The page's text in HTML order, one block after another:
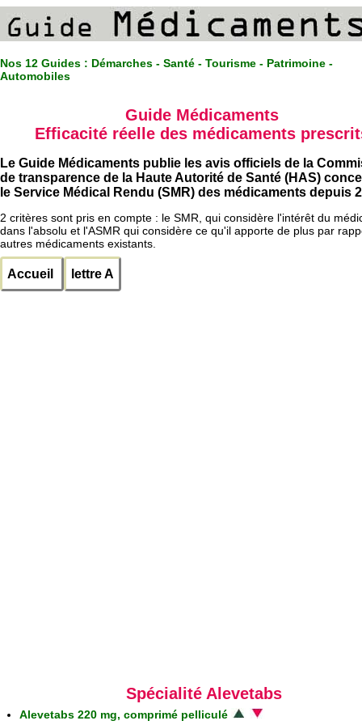
Nos 12 Guides : Démarches - Santé - Tourisme - Patrimoine -
Automobiles
Guide Médicaments
Efficacité réelle des médicaments
Le Guide Médicaments publie les avis officiels de la
de transparence de la Haute Autorité de Santé (HAS)
le Service Médical Rendu (SMR) des médicaments depuis
2 critères sont pris en compte : le SMR, qui considère l'intérêt du
dans l'absolu et l'ASMR qui considère ce qu'il apporte de plus par
autres médicaments existants.
Accueil lettre A
Spécialité Alevetabs
Alevetabs 220 mg, comprimé pelliculé